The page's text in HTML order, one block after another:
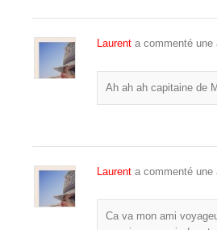
Laurent a commenté une
Ah ah ah capitaine de
Laurent a commenté une
Ca va mon ami